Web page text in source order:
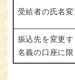
受給者の氏名変
振込先を変更
名義の口座に限